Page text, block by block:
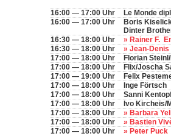
16:00 — 17:00 Uhr
Le Monde
16:00 — 17:00 Uhr
Boris
Dinter
16:30 — 18:00 Uhr
» Rainer F.
16:30 — 18:00 Uhr
» Jean-
17:00 — 18:00 Uhr
Florian
17:00 — 18:00 Uhr
Flix/Joscha
17:00 — 19:00 Uhr
Felix
17:00 — 18:00 Uhr
Inge Förtsch
17:00 — 18:00 Uhr
Sanni
17:00 — 18:00 Uhr
Ivo Kircheis/
17:00 — 18:00 Uhr
» Barbara
17:00 — 18:00 Uhr
» Bastien
17:00 — 18:00 Uhr
» Peter Puck